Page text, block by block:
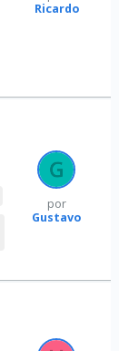
Ricardo
por
Gustavo